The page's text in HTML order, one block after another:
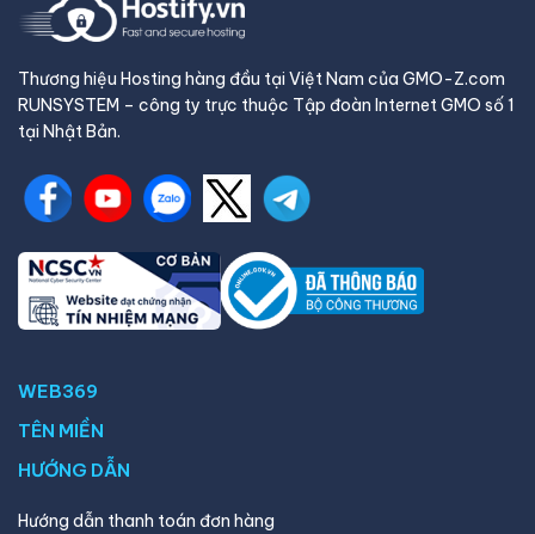
Thương hiệu Hosting hàng đầu tại Việt Nam của GMO-Z.com
RUNSYSTEM – công ty trực thuộc Tập đoàn Internet GMO số 1
tại Nhật Bản.
WEB369
TÊN MIỀN
HƯỚNG DẪN
Hướng dẫn thanh toán đơn hàng